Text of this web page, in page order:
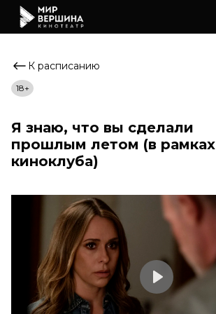
К расписанию
Я знаю, что вы сделали
прошлым летом (в рамках
киноклуба)
18+
Play